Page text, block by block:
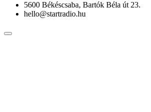
5600 Békéscsaba, Bartók Béla út 23.
hello@startradio.hu